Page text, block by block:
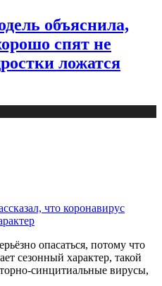
объяснила,
спят не
ложатся
что коронавирус
опасаться, потому что
сезонный характер, такой
синцитиальные вирусы,